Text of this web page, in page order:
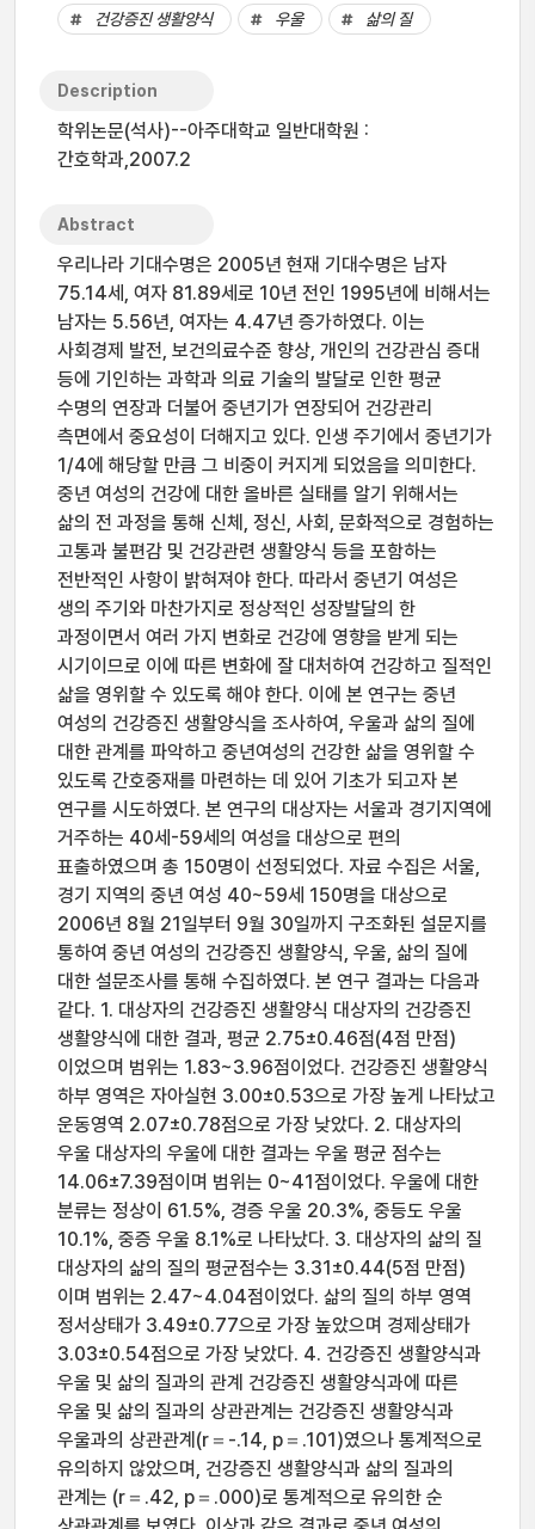
건강증진 생활양식 우울 삶의 질
Description
학위논문(석사)--아주대학교 일반대학원 :
간호학과,2007.2
Abstract
우리나라 기대수명은 2005년 현재 기대수명은 남자
75.14세, 여자 81.89세로 10년 전인 1995년에 비해서는
남자는 5.56년, 여자는 4.47년 증가하였다. 이는
사회경제 발전, 보건의료수준 향상, 개인의 건강관심 증대
등에 기인하는 과학과 의료 기술의 발달로 인한 평균
수명의 연장과 더불어 중년기가 연장되어 건강관리
측면에서 중요성이 더해지고 있다. 인생 주기에서 중년기가
1/4에 해당할 만큼 그 비중이 커지게 되었음을 의미한다.
중년 여성의 건강에 대한 올바른 실태를 알기 위해서는
삶의 전 과정을 통해 신체, 정신, 사회, 문화적으로 경험하는
고통과 불편감 및 건강관련 생활양식 등을 포함하는
전반적인 사항이 밝혀져야 한다. 따라서 중년기 여성은
생의 주기와 마찬가지로 정상적인 성장발달의 한
과정이면서 여러 가지 변화로 건강에 영향을 받게 되는
시기이므로 이에 따른 변화에 잘 대처하여 건강하고 질적인
삶을 영위할 수 있도록 해야 한다. 이에 본 연구는 중년
여성의 건강증진 생활양식을 조사하여, 우울과 삶의 질에
대한 관계를 파악하고 중년여성의 건강한 삶을 영위할 수
있도록 간호중재를 마련하는 데 있어 기초가 되고자 본
연구를 시도하였다. 본 연구의 대상자는 서울과 경기지역에
거주하는 40세-59세의 여성을 대상으로 편의
표출하였으며 총 150명이 선정되었다. 자료 수집은 서울,
경기 지역의 중년 여성 40~59세 150명을 대상으로
2006년 8월 21일부터 9월 30일까지 구조화된 설문지를
통하여 중년 여성의 건강증진 생활양식, 우울, 삶의 질에
대한 설문조사를 통해 수집하였다. 본 연구 결과는 다음과
같다. 1. 대상자의 건강증진 생활양식 대상자의 건강증진
생활양식에 대한 결과, 평균 2.75±0.46점(4점 만점)
이었으며 범위는 1.83~3.96점이었다. 건강증진 생활양식
하부 영역은 자아실현 3.00±0.53으로 가장 높게 나타났고
운동영역 2.07±0.78점으로 가장 낮았다. 2. 대상자의
우울 대상자의 우울에 대한 결과는 우울 평균 점수는
14.06±7.39점이며 범위는 0~41점이었다. 우울에 대한
분류는 정상이 61.5%, 경증 우울 20.3%, 중등도 우울
10.1%, 중증 우울 8.1%로 나타났다. 3. 대상자의 삶의 질
대상자의 삶의 질의 평균점수는 3.31±0.44(5점 만점)
이며 범위는 2.47~4.04점이었다. 삶의 질의 하부 영역
정서상태가 3.49±0.77으로 가장 높았으며 경제상태가
3.03±0.54점으로 가장 낮았다. 4. 건강증진 생활양식과
우울 및 삶의 질과의 관계 건강증진 생활양식과에 따른
우울 및 삶의 질과의 상관관계는 건강증진 생활양식과
우울과의 상관관계(r＝-.14, p＝.101)였으나 통계적으로
유의하지 않았으며, 건강증진 생활양식과 삶의 질과의
관계는 (r＝.42, p＝.000)로 통계적으로 유의한 순